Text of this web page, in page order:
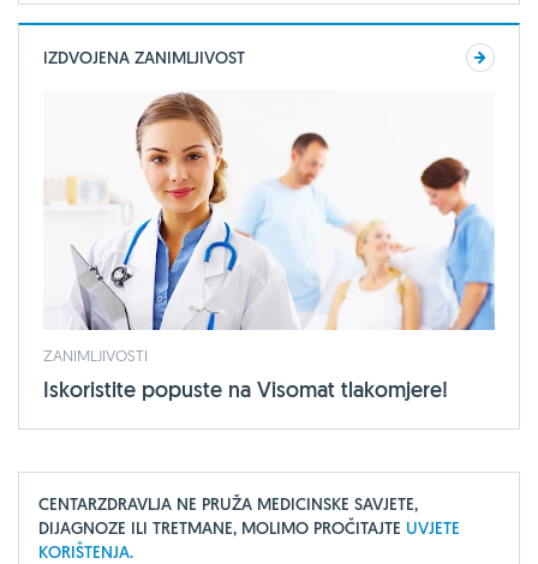
IZDVOJENA ZANIMLJIVOST
ZANIMLJIVOSTI
Iskoristite popuste na Visomat tlakomjere!
CENTARZDRAVLJA NE PRUŽA MEDICINSKE SAVJETE,
DIJAGNOZE ILI TRETMANE, MOLIMO PROČITAJTE UVJETE
KORIŠTENJA.